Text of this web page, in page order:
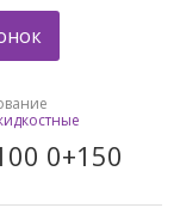
0+150